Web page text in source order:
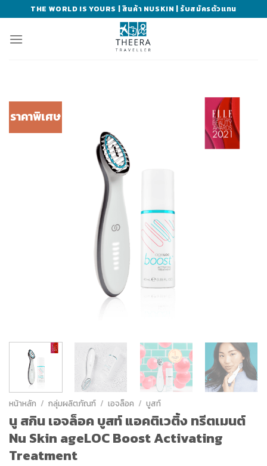
to
content
THE WORLD IS YOURS | สินค้า NUSKIN | รับสมัครตัวแทน
ราคาพิเศษ
หน้าหลัก / กลุ่มผลิตภัณฑ์ / เอจล็อค / บูสท์
นู สกิน เอจล็อค บูสท์ แอคติเวติ้ง ทรีตเมนต์
Nu Skin ageLOC Boost Activating
Treatment